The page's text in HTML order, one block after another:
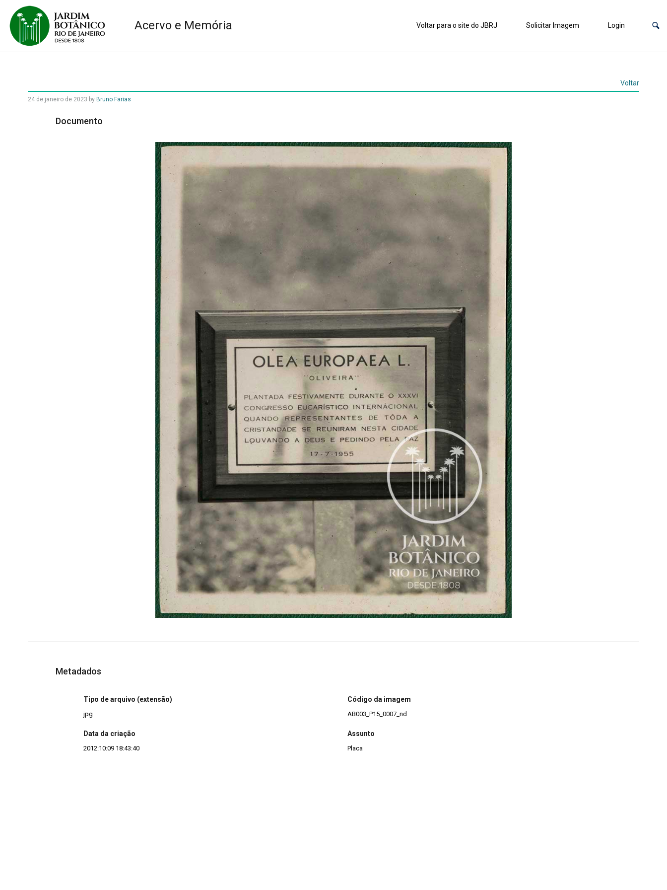
Acervo e Memória Voltar para o site do JBRJ Solicitar Imagem Login
Voltar
24 de janeiro de 2023 by Bruno Farias
Documento
Metadados
Tipo de arquivo (extensão)
jpg
Data da criação
2012:10:09 18:43:40
Código da imagem
AB003_P15_0007_nd
Assunto
Placa